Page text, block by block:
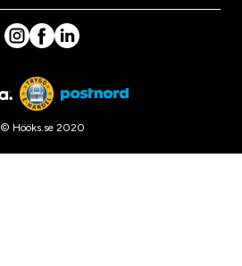
© Hööks.se 2020